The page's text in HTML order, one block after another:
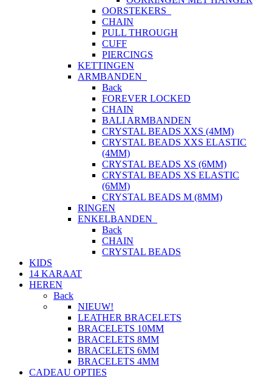
OORSTEKERS
CHAIN
PULL THROUGH
CUFF
PIERCINGS
KETTINGEN
ARMBANDEN
Back
FOREVER LOCKED
CHAIN
BALI ARMBANDEN
CRYSTAL BEADS XXS (4MM)
CRYSTAL BEADS XXS ELASTIC
(4MM)
CRYSTAL BEADS XS (6MM)
CRYSTAL BEADS XS ELASTIC
(6MM)
CRYSTAL BEADS M (8MM)
RINGEN
ENKELBANDEN
Back
CHAIN
CRYSTAL BEADS
KIDS
14 KARAAT
HEREN
Back
NIEUW!
LEATHER BRACELETS
BRACELETS 10MM
BRACELETS 8MM
BRACELETS 6MM
BRACELETS 4MM
CADEAU OPTIES